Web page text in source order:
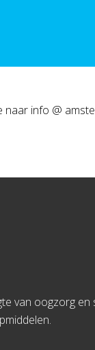
naar info @
van oogzorg en